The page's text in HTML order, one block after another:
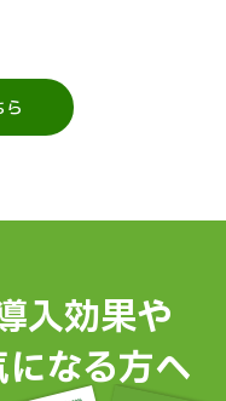
入効果や
なる方へ